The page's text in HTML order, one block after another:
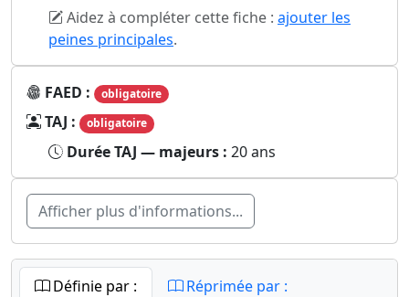
Aidez à compléter cette fiche : ajouter les
peines principales.
FAED : obligatoire
TAJ : obligatoire
Durée TAJ — majeurs : 20 ans
Afficher plus d'informations...
Définie par : Réprimée par :